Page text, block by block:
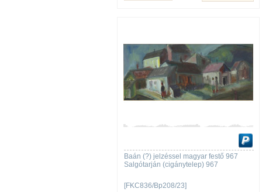
Baán (?) jelzéssel magyar festő 967
Salgótarján (cigánytelep) 967
[FKC836/Bp208/23]